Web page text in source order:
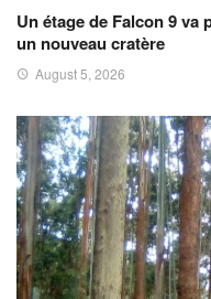
Un étage de Falcon 9
un nouveau cratère
August 5, 2026